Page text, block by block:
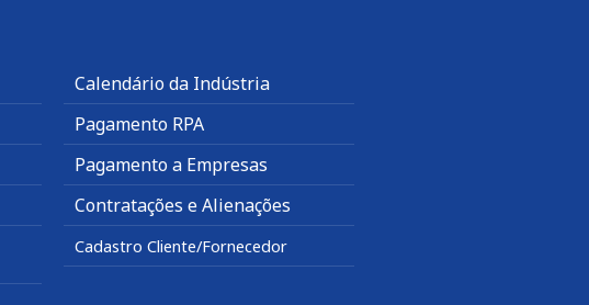
Calendário da Indústria
Pagamento RPA
Pagamento a Empresas
Contratações e Alienações
Cadastro Cliente/Fornecedor